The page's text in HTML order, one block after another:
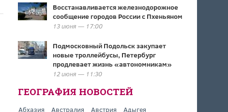
Восстанавливается железнодорожное
сообщение городов России с Пхеньяном
13 июня — 17:00
Подмосковный Подольск закупает
новые троллейбусы, Петербург
продлевает жизнь «автономникам»
12 июня — 11:30
ГЕОГРАФИЯ НОВОСТЕЙ
Абхазия Австралия Австрия
Адыгея